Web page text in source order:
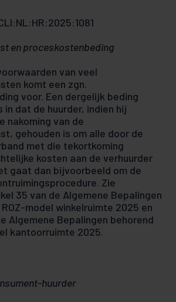
en proceskostenbeding
van veel
komt een zgn.
voor. Een dergelijk beding
in dat de huurder, indien hij
nakoming van de
gehouden is om alle door de
met die tekortkoming
kosten aan de verhuurder
gaat dan bijvoorbeeld om de
Zie
35 van de Algemene Bepalingen
model winkelruimte 2025 en
Algemene Bepalingen behorend
kantoorruimte 2025.
huurder